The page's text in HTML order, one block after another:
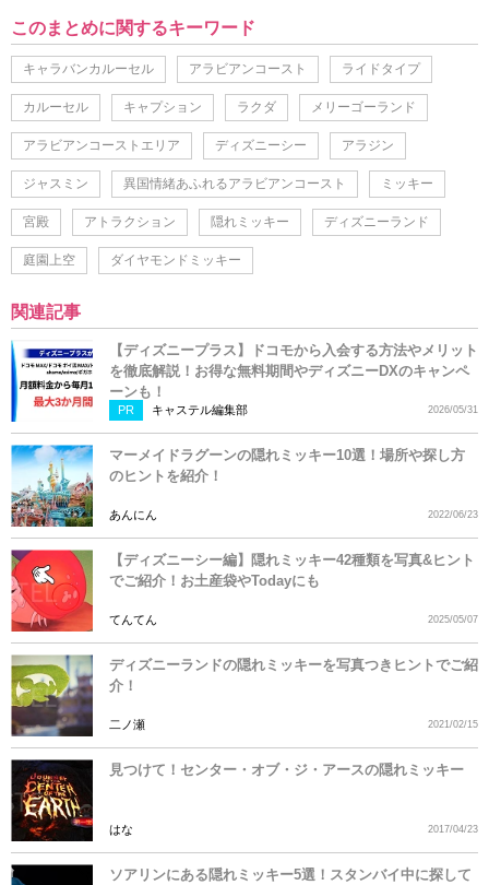
このまとめに関するキーワード
キャラバンカルーセル アラビアンコースト ライドタイプ
カルーセル キャプション ラクダ メリーゴーランド
アラビアンコーストエリア ディズニーシー アラジン
ジャスミン 異国情緒あふれるアラビアンコースト ミッキー
宮殿 アトラクション 隠れミッキー ディズニーランド
庭園上空 ダイヤモンドミッキー
関連記事
【ディズニープラス】ドコモから入会する方法やメリット
を徹底解説！お得な無料期間やディズニーDXのキャンペ
ーンも！
PR キャステル編集部 2026/05/31
マーメイドラグーンの隠れミッキー10選！場所や探し方
のヒントを紹介！
あんにん 2022/06/23
【ディズニーシー編】隠れミッキー42種類を写真&ヒント
でご紹介！お土産袋やTodayにも
てんてん 2025/05/07
ディズニーランドの隠れミッキーを写真つきヒントでご紹
介！
二ノ瀬 2021/02/15
見つけて！センター・オブ・ジ・アースの隠れミッキー
はな 2017/04/23
ソアリンにある隠れミッキー5選！スタンバイ中に探して